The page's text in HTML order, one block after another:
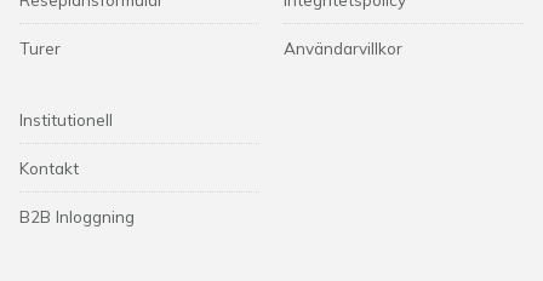
Turer Användarvillkor
Institutionell
Kontakt
B2B Inloggning